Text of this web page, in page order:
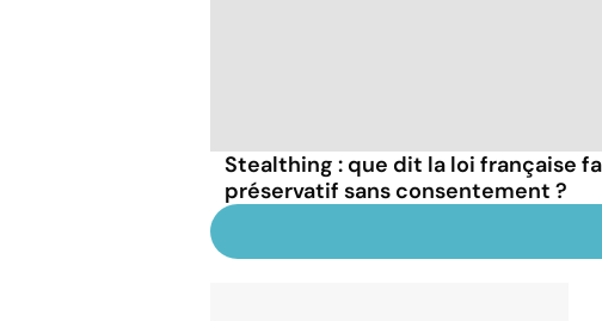
Stealthing : que dit la loi française
préservatif sans consentement ?